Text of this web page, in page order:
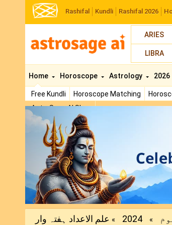
Rashifal Kundli Rashifal 2026
ARIES
LIBRA
Home
Free Kundli Horoscope Matching
AstroSage AI Shop
Horoscope Astrology 2026
Previous
»
2024
»